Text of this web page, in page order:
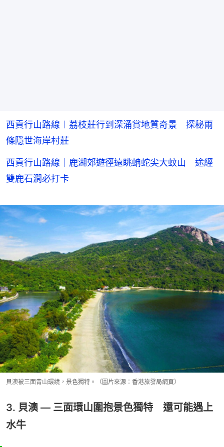
西貢行山路線︱荔枝莊行到深涌賞地質奇景 探秘兩
條隱世海岸村莊
西貢行山路線｜鹿湖郊遊徑遠眺蚺蛇尖大蚊山 途經
雙鹿石澗必打卡
貝澳被三面青山環繞，景色獨特。（圖片來源：香港旅發局網頁）
3. 貝澳 — 三面環山圍抱景色獨特 還可能遇上
水牛